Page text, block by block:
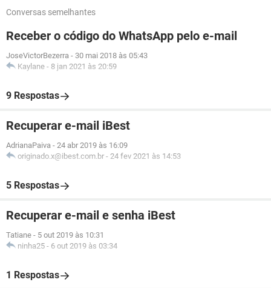
Conversas semelhantes
Receber o código do WhatsApp pelo e-mail
JoseVictorBezerra - 30 mai 2018 às 05:43
Kaylane - 8 jan 2021 às 20:59
9 Respostas
Recuperar e-mail iBest
AdrianaPaiva - 24 abr 2019 às 16:09
originado.x@ibest.com.br - 24 fev 2021 às 14:53
5 Respostas
Recuperar e-mail e senha iBest
Tatiane - 5 out 2019 às 10:31
ninha25 - 6 out 2019 às 03:34
1 Respostas